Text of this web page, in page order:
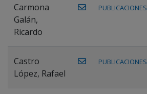
Carmona
Galán,
Ricardo
PUBLICACIONES
Castro
López, Rafael
PUBLICACIONES